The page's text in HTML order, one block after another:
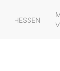
HESSEN